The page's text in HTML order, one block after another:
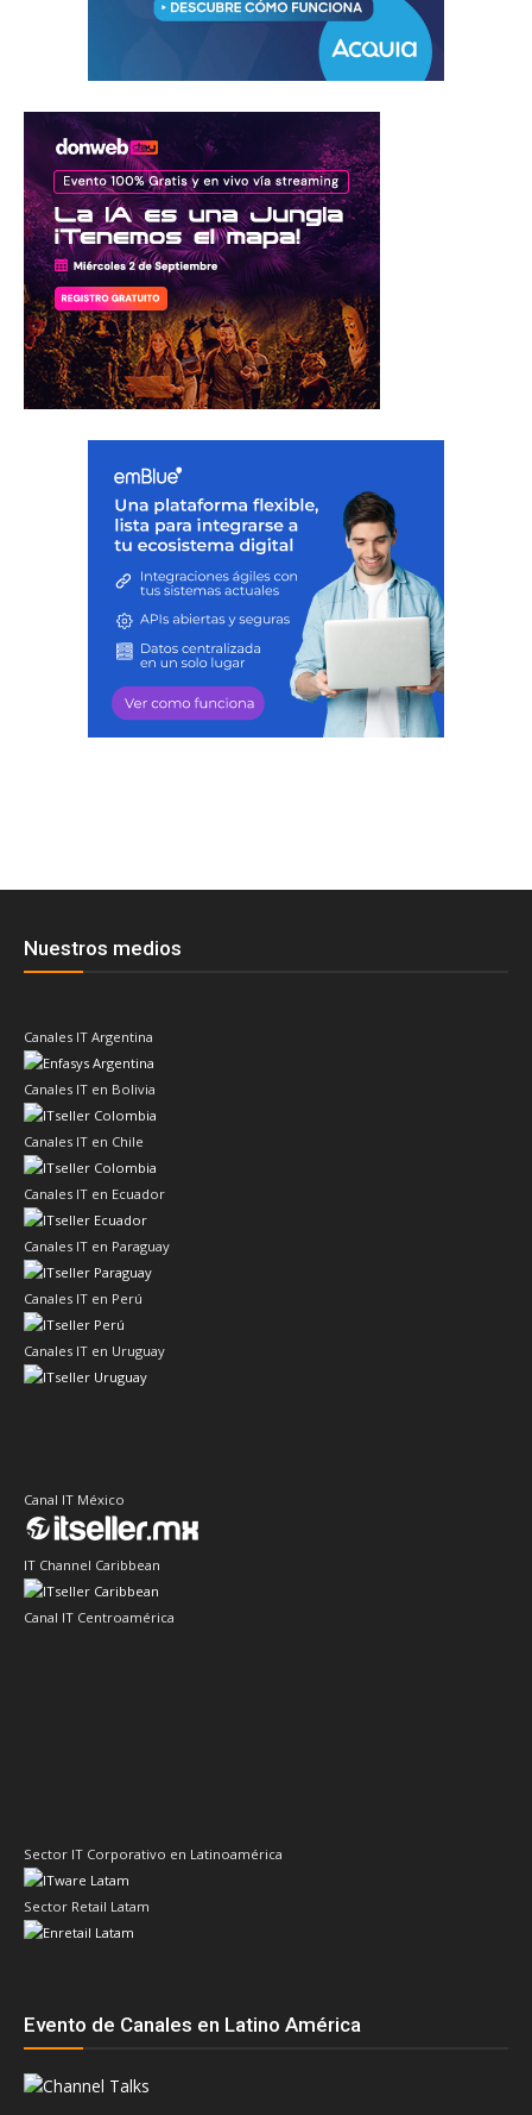
Nuestros medios
Canales IT Argentina
Canales IT en Bolivia
Canales IT en Chile
Canales IT en Ecuador
Canales IT en Paraguay
Canales IT en Perú
Canales IT en Uruguay
Canal IT México
IT Channel Caribbean
Canal IT Centroamérica
Sector IT Corporativo en Latinoamérica
Sector Retail Latam
Evento de Canales en Latino América